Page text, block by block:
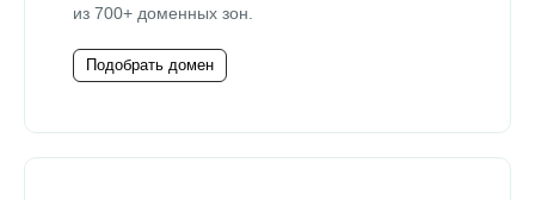
из 700+ доменных зон.
Подобрать домен